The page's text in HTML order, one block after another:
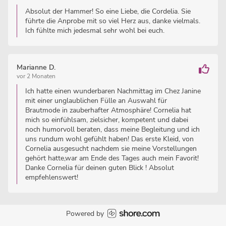
Absolut der Hammer! So eine Liebe, die Cordelia. Sie
führte die Anprobe mit so viel Herz aus, danke vielmals.
Ich fühlte mich jedesmal sehr wohl bei euch.
Marianne D.
vor 2 Monaten
Ich hatte einen wunderbaren Nachmittag im Chez Janine
mit einer unglaublichen Fülle an Auswahl für
Brautmode in zauberhafter Atmosphäre! Cornelia hat
mich so einfühlsam, zielsicher, kompetent und dabei
noch humorvoll beraten, dass meine Begleitung und ich
uns rundum wohl gefühlt haben! Das erste Kleid, von
Cornelia ausgesucht nachdem sie meine Vorstellungen
gehört hatte,war am Ende des Tages auch mein Favorit!
Danke Cornelia für deinen guten Blick ! Absolut
empfehlenswert!
Powered by